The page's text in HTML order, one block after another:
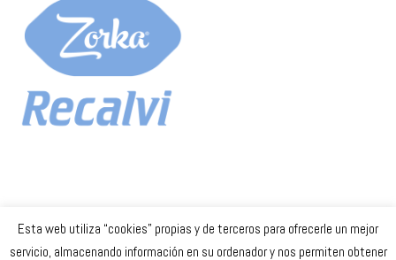
Celta Baloncesto Femenino. 2023
Esta web utiliza “cookies” propias y de terceros para ofrecerle un mejor
servicio, almacenando información en su ordenador y nos permiten obtener